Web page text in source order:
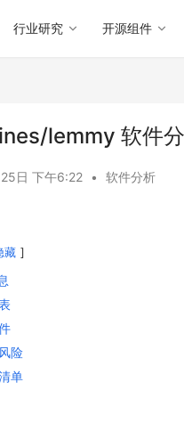
行业研究 开源组件
lemmy 软件
日 下午6:22 • 软件分析
藏
险
单